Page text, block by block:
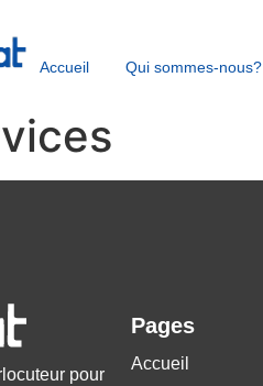
Accueil Qui sommes-nous?
pour
Pages
Accueil